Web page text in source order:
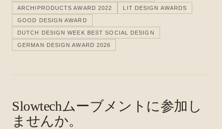
ARCHIPRODUCTS AWARD 2022 LIT DESIGN AWARDS
GOOD DESIGN AWARD
DUTCH DESIGN WEEK BEST SOCIAL DESIGN
GERMAN DESIGN AWARD 2026
Slowtechムーブメントに参加し
ませんか。